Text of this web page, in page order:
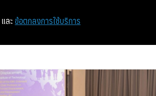
หน้าแรก ท่องเที่ยว
และ ข้อตกลงการใช้บริการ